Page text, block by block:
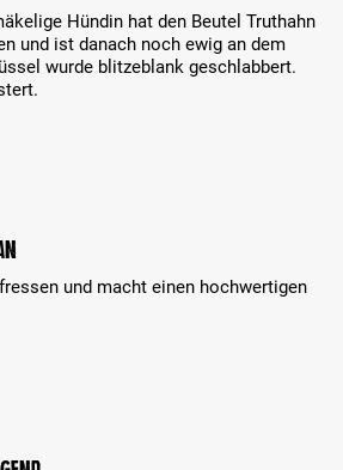
Hündin hat den Beutel Truthahn
und ist danach noch ewig an dem
wurde blitzeblank geschlabbert.
5 gwiazdek
und macht einen hochwertigen
5 gwiazdek